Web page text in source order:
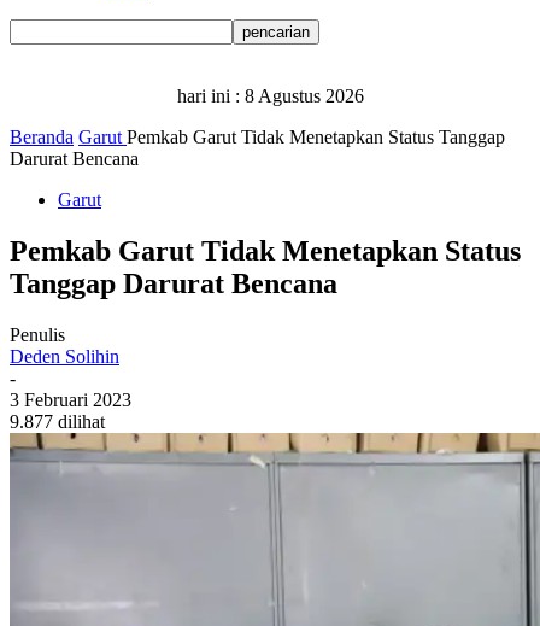
hari ini : 8 Agustus 2026
Beranda Garut Pemkab Garut Tidak Menetapkan Status Tanggap
Darurat Bencana
Garut
Pemkab Garut Tidak Menetapkan Status
Tanggap Darurat Bencana
Penulis
Deden Solihin
-
3 Februari 2023
9.877 dilihat